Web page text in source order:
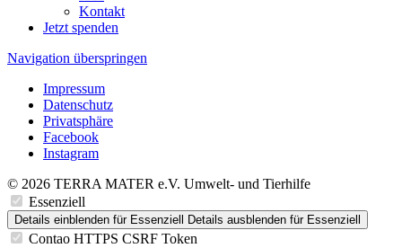
Kontakt
Jetzt spenden
Navigation überspringen
Impressum
Datenschutz
Privatsphäre
Facebook
Instagram
© 2026 TERRA MATER e.V. Umwelt- und Tierhilfe
Essenziell
Details einblenden für Essenziell Details ausblenden für Essenziell
Contao HTTPS CSRF Token